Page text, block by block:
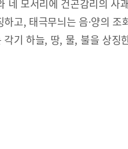
네 모서리에 건곤감리의 사
고, 태극무늬는 음·양의 조
각기 하늘, 땅, 물, 불을 상징